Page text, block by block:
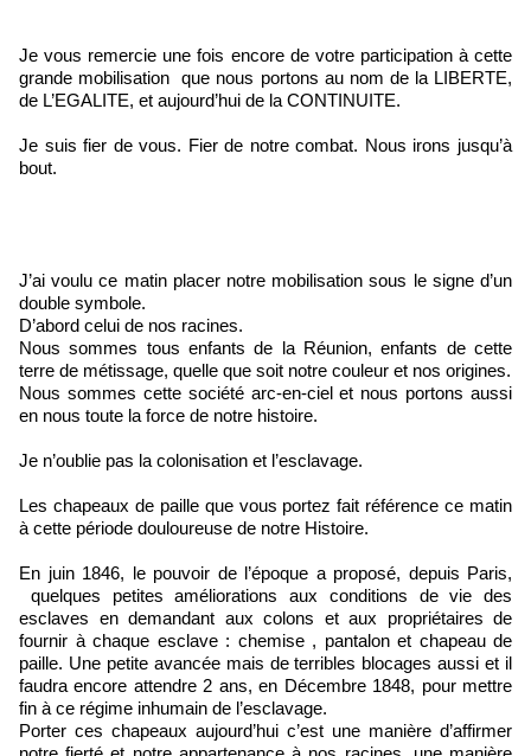
Je vous remercie une fois encore de votre participation à cette
grande mobilisation que nous portons au nom de la LIBERTE,
de L’EGALITE, et aujourd’hui de la CONTINUITE.
Je suis fier de vous. Fier de notre combat. Nous irons jusqu’à
bout.
J’ai voulu ce matin placer notre mobilisation sous le signe d’un
double symbole.
D’abord celui de nos racines.
Nous sommes tous enfants de la Réunion, enfants de cette
terre de métissage, quelle que soit notre couleur et nos origines.
Nous sommes cette société arc-en-ciel et nous portons aussi
en nous toute la force de notre histoire.
Je n’oublie pas la colonisation et l’esclavage.
Les chapeaux de paille que vous portez fait référence ce matin
à cette période douloureuse de notre Histoire.
En juin 1846, le pouvoir de l’époque a proposé, depuis Paris,
quelques petites améliorations aux conditions de vie des
esclaves en demandant aux colons et aux propriétaires de
fournir à chaque esclave : chemise , pantalon et chapeau de
paille. Une petite avancée mais de terribles blocages aussi et il
faudra encore attendre 2 ans, en Décembre 1848, pour mettre
fin à ce régime inhumain de l’esclavage.
Porter ces chapeaux aujourd’hui c’est une manière d’affirmer